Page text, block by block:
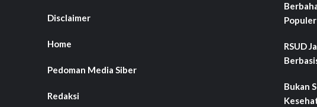
Disclaimer
Home
Pedoman Media Siber
Redaksi
Populer
RSUD
Bukan